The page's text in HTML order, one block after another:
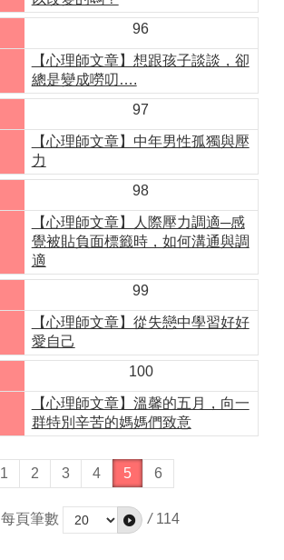
96
【心理師文章】想跟孩子談談，卻
總是變成嘮叨….
97
【心理師文章】中年男性孤獨與壓
力
98
【心理師文章】人際壓力調適─感
覺被貼負面標籤時，如何溝通與調
適
99
【心理師文章】從失戀中學習好好
愛自己
100
【心理師文章】溫馨的五月，向一
群特別辛苦的媽媽們致意
1 2 3 4 5 6
每頁筆數 / 114